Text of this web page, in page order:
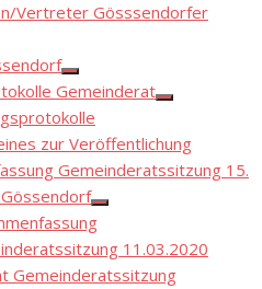
Vertreter Gösssendorfer
Show
sub
menu
Gemeinderat
Show
menu
zur Veröffentlichung
Gemeinderatssitzung 15.
Gössendorf
Show
menu11.03.2020
Gemeinderatssitzung